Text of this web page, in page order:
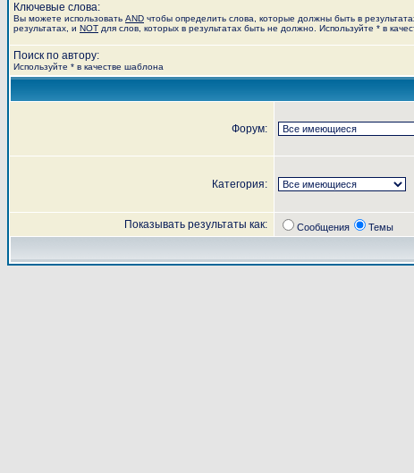
Ключевые слова:
Вы можете использовать AND чтобы определить слова, которые должны быть в
результатах, и NOT для слов, которых в результатах быть не должно. Используйте * в
Поиск по автору:
Используйте * в качестве шаблона
Форум:
Категория:
Показывать результаты как: Сообщения Темы